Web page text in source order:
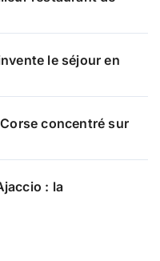
le séjour en
concentré sur
: la